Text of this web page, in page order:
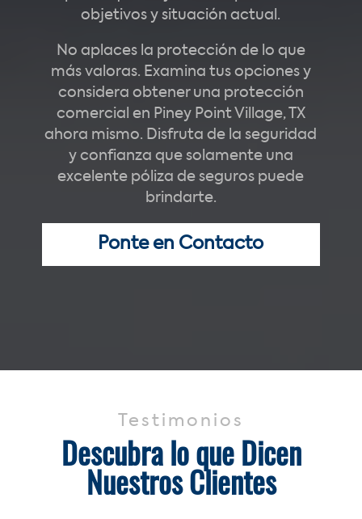
objetivos y situación actual.
No aplaces la protección de lo que
más valoras. Examina tus opciones y
considera obtener una protección
comercial en Piney Point Village, TX
ahora mismo. Disfruta de la seguridad
y confianza que solamente una
excelente póliza de seguros puede
brindarte.
Ponte en Contacto
Testimonios
Descubra lo que Dicen
Nuestros Clientes